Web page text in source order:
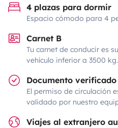
4 plazas para dormir
Espacio cómodo para 4
Carnet B
Tu carnet de conducir es
vehículo inferior a 3500 kg.
Documento verificado
El permiso de circulación
validado por nuestro
Viajes al extranjero